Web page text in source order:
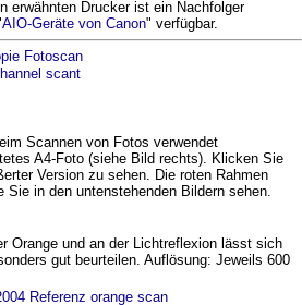
erwähnten Drucker ist ein Nachfolger
AIO-Geräte von Canon" verfügbar.
scant
Scannen von Fotos verwendet
A4-Foto (siehe Bild rechts). Klicken Sie
Version zu sehen. Die roten Rahmen
Sie in den untenstehenden Bildern sehen.
Orange und an der Lichtreflexion lässt sich
gut beurteilen. Auflösung: Jeweils 600